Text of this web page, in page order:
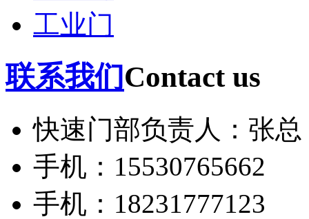
工业门
联系我们Contact us
快速门部负责人：张总
手机：15530765662
手机：18231777123